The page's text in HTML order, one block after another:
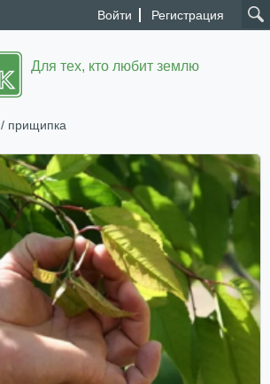
Войти Регистрация
Для тех, кто любит землю
/ прищипка